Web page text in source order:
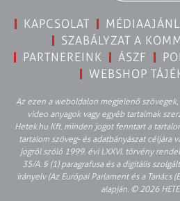
KAPCSOLAT
SZABÁLYZAT A
PARTNEREINK
ÁSZF
WEBSHOP
Az ezen a weboldalon megjelenő
video anyagok vagy egyéb tartalmak
Hetek.hu Kft. minden jogot fenntart a
tartalom szöveg- és adatbányászat céljára
jogról szóló 1999. évi LXXVI. törvény
35/A. § (1) paragrafusa és a digitális
irányelv (Az Európai Parlament és a Tanács
alapján. © 2026